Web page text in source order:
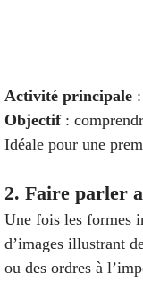
Activité principale
Objectif :
Idéale pour une
2. Faire parler
Une fois les formes
d’images illustrant
ou des ordres à